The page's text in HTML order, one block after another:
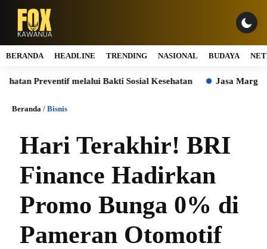
BERANDA HEADLINE TRENDING NASIONAL BUDAYA
melalui Bakti Sosial Kesehatan Jasa Marga Sabet
Beranda / Bisnis
Hari Terakhir! BRI
Finance Hadirkan
Promo Bunga 0% di
Pameran Otomotif